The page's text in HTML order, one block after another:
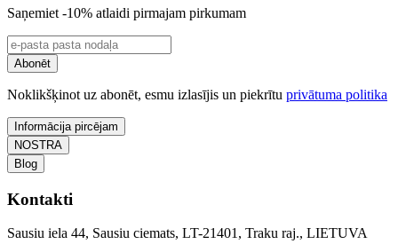
Saņemiet -10% atlaidi pirmajam pirkumam
Abonēt
Noklikšķinot uz abonēt, esmu izlasījis un piekrītu privātuma politika
Informācija pircējam
NOSTRA
Blog
Kontakti
Sausiu iela 44, Sausiu ciemats, LT-21401, Traku raj., LIETUVA